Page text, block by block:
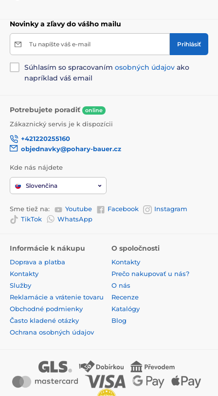
Novinky a zľavy do vášho mailu
Tu napíšte váš e-mail Prihlásiť
Súhlasím so spracovaním osobných údajov ako
napríklad váš email
Potrebujete poradiť online
Zákaznický servis je k dispozícii
+421220255160
objednavky@pohary-bauer.cz
Kde nás nájdete
Slovenčina
Sme tiež na: Youtube Facebook
Instagram
TikTok
WhatsApp
Informácie k nákupu
Doprava a platba
Kontakty
Služby
Reklamácie a vrátenie tovaru
Obchodné podmienky
Často kladené otázky
Ochrana osobných údajov
O spoločnosti
Kontakty
Prečo nakupovať u nás?
O nás
Recenze
Katalógy
Blog